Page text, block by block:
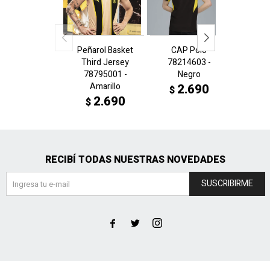
Peñarol Basket
Third Jersey
78795001 -
Amarillo
$ 2.690
CAP Polo
78214603 -
Negro
$ 2.690
RECIBÍ TODAS NUESTRAS NOVEDADES
SUSCRIBIRME
  